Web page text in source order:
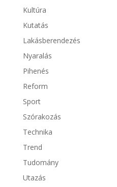
Kultúra
Kutatás
Lakásberendezés
Nyaralás
Pihenés
Reform
Sport
Szórakozás
Technika
Trend
Tudomány
Utazás